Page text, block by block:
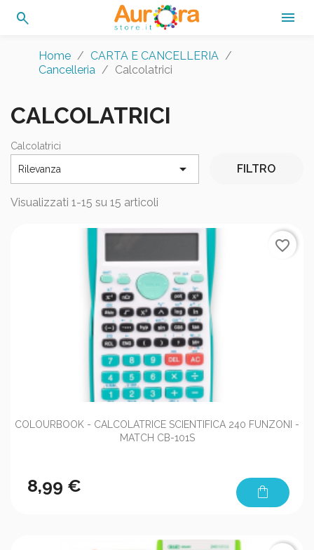
search 
Home
CARTA E CANCELLERIA
Cancelleria
Calcolatrici
CALCOLATRICI
Calcolatrici
Rilevanza  FILTRO
Visualizzati 1-15 su 15 articoli
COLOURBOOK - CALCOLATRICE SCIENTIFICA 240 FUNZONI -
MATCH CB-101S
8,99 € shopping_bag
favorite_border